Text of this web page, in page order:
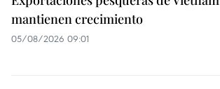
mantienen crecimiento
05/08/2026 09:01